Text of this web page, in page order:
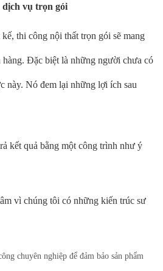
vụ trọn gói
thi công nội thất trọn gói sẽ mang
Đặc biệt là những người chưa có
này. Nó đem lại những lợi ích sau
kết quả bằng một công trình như ý
vì chúng tôi có những kiến trúc sư
chuyên nghiệp để đảm bảo sản phẩm